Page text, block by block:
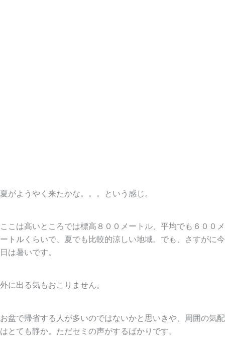
夏がようやく来たかな。。。という感じ。
ここは高いところでは標高８００メートル、平均でも６００メ
ートルくらいで、夏でも比較的涼しい地域。でも、さすがに今
日は暑いです。
外に出る気もおこりません。
お盆で帰省する人が多いのではないかと思いきや、周囲の気配
はとても静か。ただセミの声がするばかりです。